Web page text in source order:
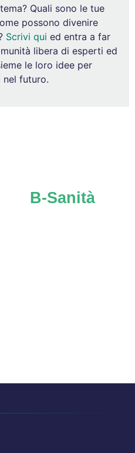
Quali sono le tue
possono divenire
Scrivi qui ed entra a far
libera di esperti ed
le loro idee per
nel futuro.
B-Sanità